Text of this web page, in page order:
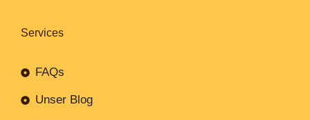
Services
FAQs
Unser Blog